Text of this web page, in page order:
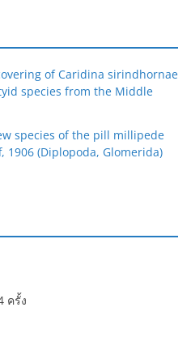
of Caridina sirindhornae
species from the Middle
species of the pill millipede
1906 (Diplopoda, Glomerida)
ครั้ง